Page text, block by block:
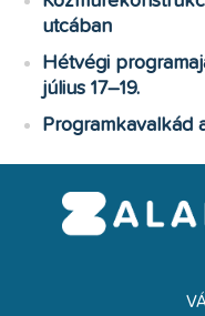
utcában
Hétvégi
július 17–19.
Programkavalkád